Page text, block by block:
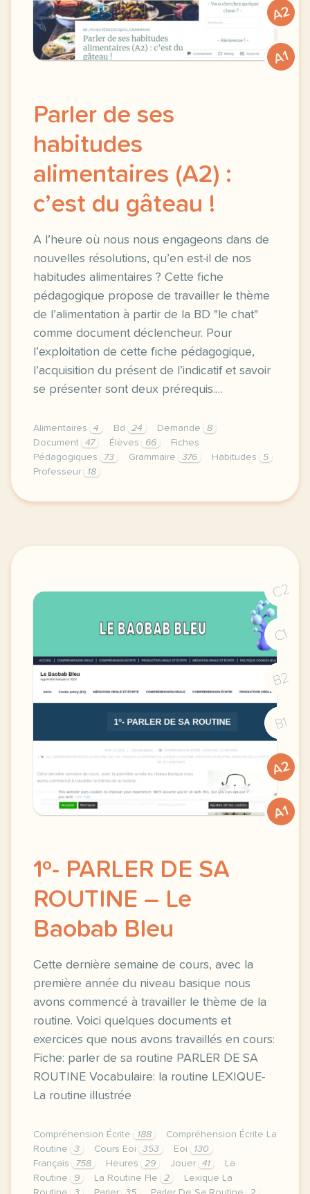
A2
A1
Parler de ses
habitudes
alimentaires (A2) :
c’est du gâteau !
A l’heure où nous nous engageons dans de
nouvelles résolutions, qu’en est-il de nos
habitudes alimentaires ? Cette fiche
pédagogique propose de travailler le thème
de l’alimentation à partir de la BD "le chat"
comme document déclencheur. Pour
l’exploitation de cette fiche pédagogique,
l’acquisition du présent de l’indicatif et savoir
se présenter sont deux prérequis.…
Alimentaires 4 Bd 24 Demande
8
Document
47 Élèves 66
Fiches
Pédagogiques
73 Grammaire 376 Habitudes
5
Professeur
18
a l heure ou nous nous engageons dans de
C2
C1
B2
B1
A2
A1
1º- PARLER DE SA
ROUTINE – Le
Baobab Bleu
Cette dernière semaine de cours, avec la
première année du niveau basique nous
avons commencé à travailler le thème de la
routine. Voici quelques documents et
exercices que nous avons travaillés en cours:
Fiche: parler de sa routine PARLER DE SA
ROUTINE Vocabulaire: la routine LEXIQUE-
La routine illustrée
Compréhension Écrite 188
Compréhension Écrite La
Routine
3 Cours Eoi 353 Eoi
130
Français
758 Heures 29 Jouer 41
La
Routine
9 La Routine Fle 2
Lexique La